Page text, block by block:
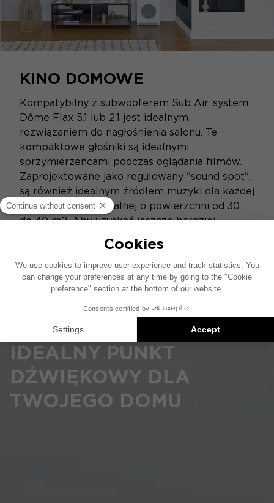
KINO DOMOWE
Kompatybilny z subwooferem Sub Air, system
Dôme Flax 5.1 lub 2.1 jest idealnym
rozwiązaniem do nagłośnienia salonu. Te
kompaktowe głośniki są idealnymi
sprzymierzeńcami podczas oglądania filmów.
Zaprojektowane jako regulowany "sound spot",
są również idealnym źródłem muzyki dla każdej
przestrzeni mieszkalnej o powierzchni od 30
do 40 m2. Aby uzyskać jeszcze bardziej
głośniki podłogowe, takie jak Aria Evo X,
głośniki do montażu w suficie lub w ścianie
(1000 Series, 300 Series, 100 Series) lub Sub
Air, aktywny subwoofer.
IDEALNY PUNKT
DŹWIĘKOWY DLA
TWOJEGO DOMU